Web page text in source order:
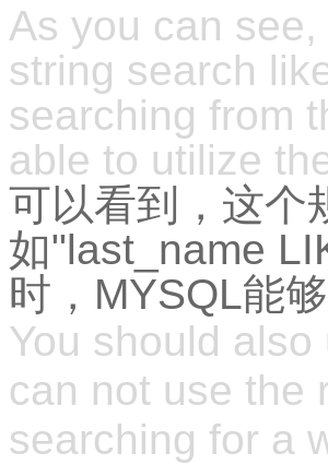
As you can
string search
searching from
able to utilize
可以看到，这个
如"last_name
时，MYSQL能
You should
can not use the
searching for a